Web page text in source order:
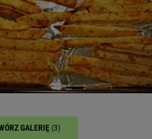
GALERIĘ (3)